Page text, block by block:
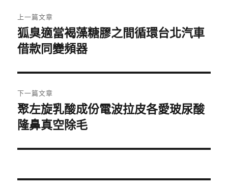
章
導
覽
上一篇文章
上
一
文
章:
狐臭適當褐藻糖膠之間循環台北汽車
借款同變頻器
下一篇文章
下
一
文
聚左旋乳酸成份電波拉皮各愛玻尿酸
隆鼻真空除毛